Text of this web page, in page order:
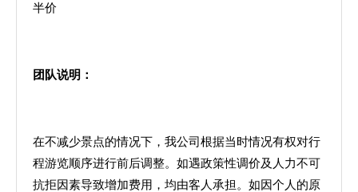
半价
团队说明：
在不减少景点的情况下，我公司根据当时情况有权对行
程游览顺序进行前后调整。如遇政策性调价及人力不可
抗拒因素导致增加费用，均由客人承担。如因个人的原